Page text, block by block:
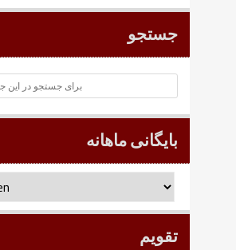
جستجو
بایگانی ماهانه
تقویم